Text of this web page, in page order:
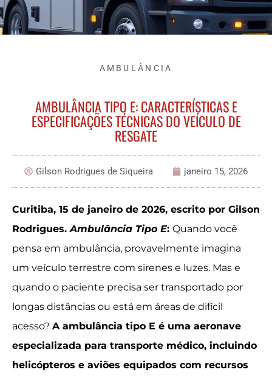
AMBULÂNCIA
AMBULÂNCIA TIPO E: CARACTERÍSTICAS E
ESPECIFICAÇÕES TÉCNICAS DO VEÍCULO DE
RESGATE
Gilson Rodrigues de Siqueira janeiro 15, 2026
Curitiba, 15 de janeiro de 2026, escrito por Gilson
Rodrigues.Ambulância Tipo E: Quando você
pensa em ambulância, provavelmente imagina
um veículo terrestre com sirenes e luzes. Mas e
quando o paciente precisa ser transportado por
longas distâncias ou está em áreas de difícil
acesso? A ambulância tipo E é uma aeronave
especializada para transporte médico, incluindo
helicópteros e aviões equipados com recursos